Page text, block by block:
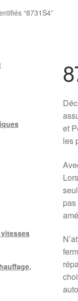
“8731S4”
et
les